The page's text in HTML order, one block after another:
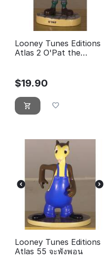
Looney Tunes Editions
Atlas 2 O'Pat the
$19.90
Looney Tunes Editions
Atlas 55 จะพังพอน